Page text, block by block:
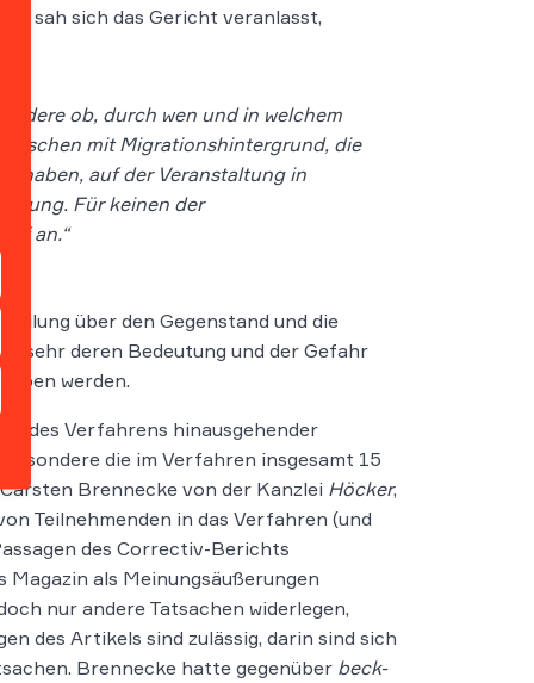
sah sich das Gericht veranlasst,
ob, durch wen und in welchem
mit Migrationshintergrund, die
haben, auf der Veranstaltung in
Für keinen der
an.“
über den Gegenstand und die
sehr deren Bedeutung und der Gefahr
werden.
des Verfahrens hinausgehender
die im Verfahren insgesamt 15
Brennecke von der Kanzlei Höcker,
Teilnehmenden in das Verfahren (und
des Correctiv-Berichts
Magazin als Meinungsäußerungen
nur andere Tatsachen widerlegen,
des Artikels sind zulässig, darin sind sich
Brennecke hatte gegenüber beck-